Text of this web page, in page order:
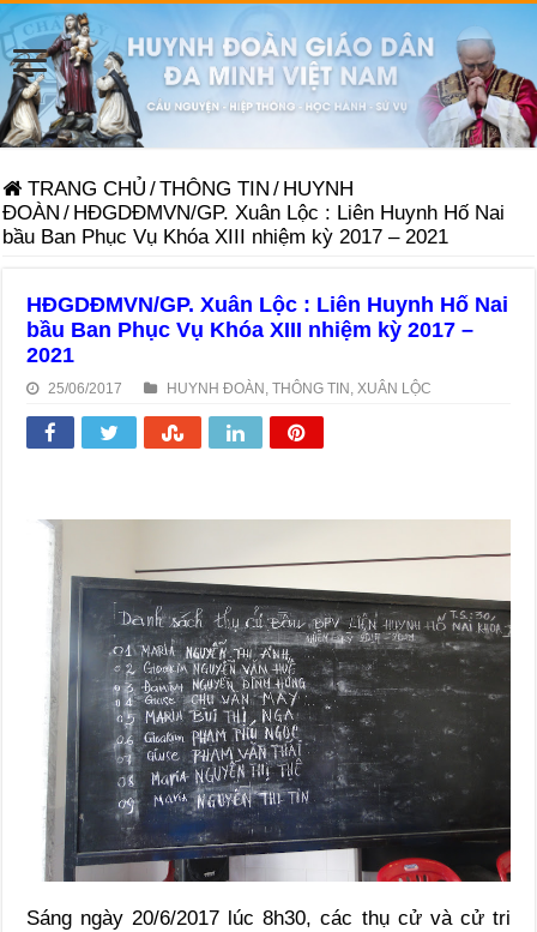
TRANG CHỦ /THÔNG TIN / HUYNH
ĐOÀN / HĐGDĐMVN/GP. Xuân Lộc : Liên Huynh Hố Nai
bầu Ban Phục Vụ Khóa XIII nhiệm kỳ 2017 – 2021
HĐGDĐMVN/GP. Xuân Lộc : Liên Huynh Hố Nai
bầu Ban Phục Vụ Khóa XIII nhiệm kỳ 2017 –
2021
25/06/2017 HUYNH ĐOÀN ,THÔNG TIN XUÂN LỘC
Sáng ngày 20/6/2017 lúc 8h30, các thụ cử và cử tri